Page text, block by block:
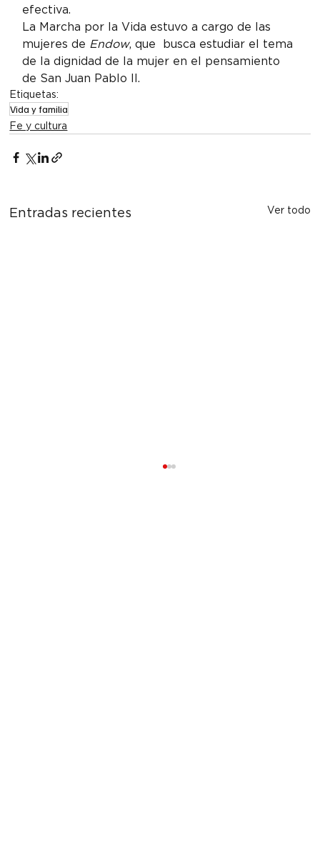
efectiva.
La Marcha por la Vida estuvo a cargo de las
mujeres de Endow, que  busca estudiar el tema
de la dignidad de la mujer en el pensamiento
de San Juan Pablo II.
Etiquetas:
Vida y familia
Fe y cultura
Entradas recientes Ver todo